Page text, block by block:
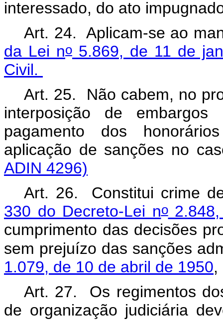
interessado, do ato
Art. 24. Aplicam-se ao
da Lei no 5.869, de 11 de
Civil.
Art. 25. Não cabem, no
interposição de
pagamento dos
aplicação de sanções no
ADIN 4296)
Art. 26. Constitui crime
330 do Decreto-Lei no2.848,
cumprimento das decisões
sem prejuízo das sanções
1.079, de 10 de abril de 1950,
Art. 27. Os regimentos
de organização judiciária